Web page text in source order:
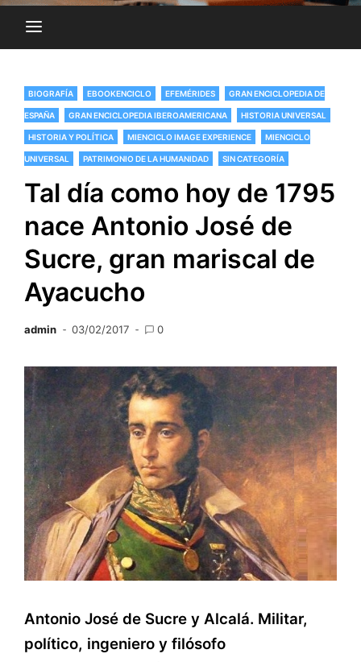
BIOGRAFÍA EBOOKENCICLO EFEMÉRIDES GRAN ENCICLOPEDIA DE
ESPAÑA GRAN ENCICLOPEDIA IBEROAMERICANA HISTORIA UNIVERSAL
HISTORIA Y POLÍTICA MIENCICLO IMAGE EXPERIENCE MIENCICLO
UNIVERSAL PATRIMONIO DE LA HUMANIDAD SIN CATEGORÍA
Tal día como hoy de 1795
nace Antonio José de
Sucre, gran mariscal de
Ayacucho
admin 03/02/2017 0
Antonio José de Sucre y Alcalá. Militar,
político, ingeniero y filósofo